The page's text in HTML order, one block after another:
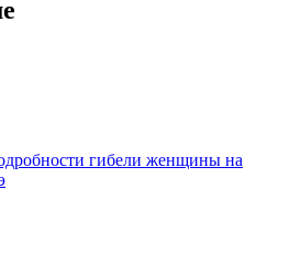
гибели женщины на